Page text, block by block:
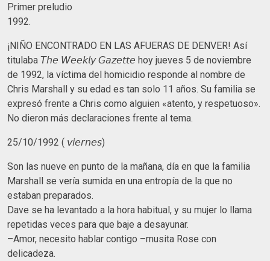
Primer preludio
1992.
¡NIÑO ENCONTRADO EN LAS AFUERAS DE DENVER! Así
titulaba 𝘛𝘩𝘦 𝘞𝘦𝘦𝘬𝘭𝘺 𝘎𝘢𝘻𝘦𝘵𝘵𝘦 hoy jueves 5 de noviembre
de 1992, la víctima del homicidio responde al nombre de
Chris Marshall y su edad es tan solo 11 años. Su familia se
expresó frente a Chris como alguien «atento, y respetuoso».
No dieron más declaraciones frente al tema.
25/10/1992 ( 𝘷𝘪𝘦𝘳𝘯𝘦𝘴)
Son las nueve en punto de la mañana, día en que la familia
Marshall se vería sumida en una entropía de la que no
estaban preparados.
Dave se ha levantado a la hora habitual, y su mujer lo llama
repetidas veces para que baje a desayunar.
–Amor, necesito hablar contigo –musita Rose con
delicadeza.